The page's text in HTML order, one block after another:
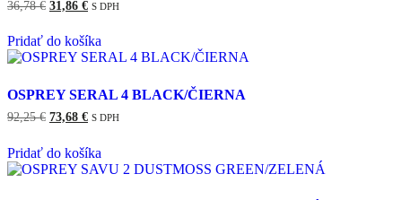
36,78€ Pôvodná
bola:
36,78 €.
31,86 € Aktuálna
je:
31,86 €.
S DPH
Pridať do košíka
OSPREY SERAL 4 BLACK/ČIERNA
92,25€ Pôvodná
bola:
92,25 €.
73,68 € Aktuálna
je:
73,68 €.
S DPH
Pridať do košíka